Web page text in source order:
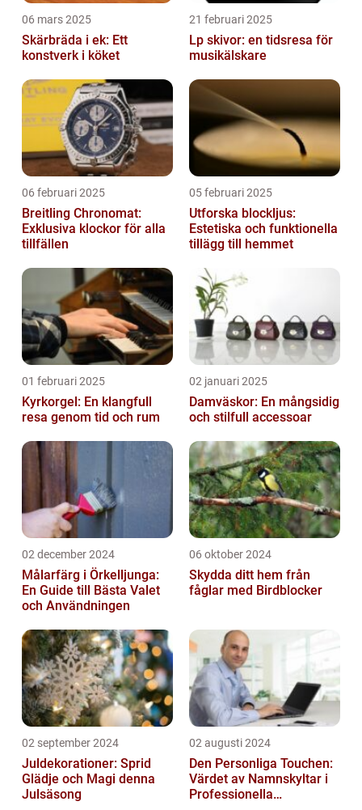
06 mars 2025
Skärbräda i ek: Ett
konstverk i köket
21 februari 2025
Lp skivor: en tidsresa för
musikälskare
06 februari 2025
Breitling Chronomat:
Exklusiva klockor för alla
tillfällen
05 februari 2025
Utforska blockljus:
Estetiska och funktionella
tillägg till hemmet
01 februari 2025
Kyrkorgel: En klangfull
resa genom tid och rum
02 januari 2025
Damväskor: En mångsidig
och stilfull accessoar
02 december 2024
Målarfärg i Örkelljunga:
En Guide till Bästa Valet
och Användningen
06 oktober 2024
Skydda ditt hem från
fåglar med Birdblocker
02 september 2024
Juldekorationer: Sprid
Glädje och Magi denna
Julsäsong
02 augusti 2024
Den Personliga Touchen:
Värdet av Namnskyltar i
Professionella